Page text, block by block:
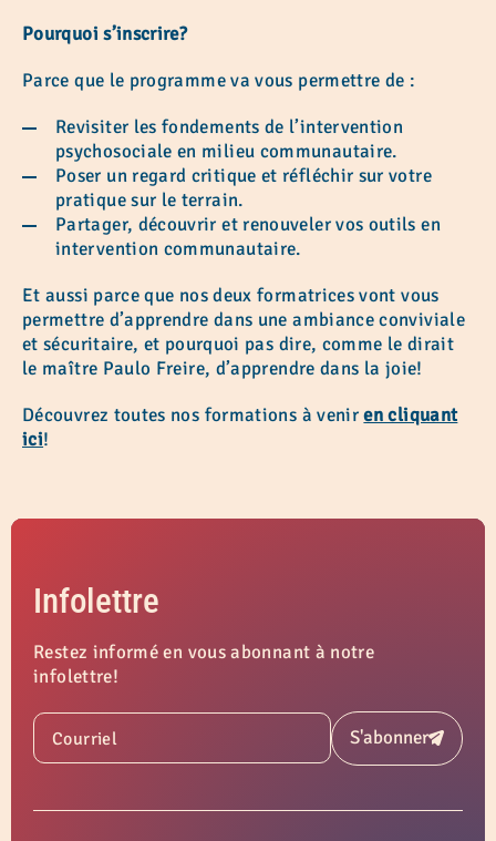
Pourquoi s’inscrire?
Parce que le programme va vous permettre de :
Revisiter les fondements de l’intervention
psychosociale en milieu communautaire.
Poser un regard critique et réfléchir sur votre
pratique sur le terrain.
Partager, découvrir et renouveler vos outils en
intervention communautaire.
Et aussi parce que nos deux formatrices vont vous
permettre d’apprendre dans une ambiance conviviale
et sécuritaire, et pourquoi pas dire, comme le dirait
le maître Paulo Freire, d’apprendre dans la joie!
Découvrez toutes nos formations à veniren cliquant
ici!
Infolettre
Restez informé en vous abonnant à notre
infolettre!
Courriel S'abonnerSoumettre